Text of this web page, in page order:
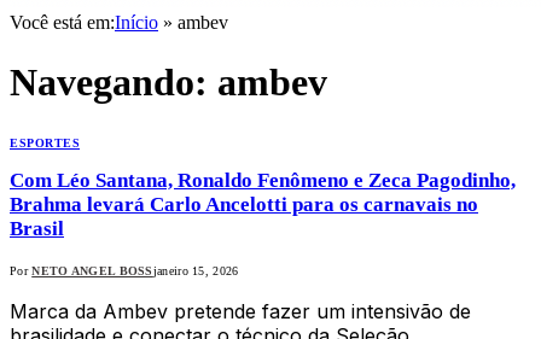
Você está em:Início » ambev
Navegando: ambev
ESPORTES
Com Léo Santana, Ronaldo Fenômeno e Zeca Pagodinho,
Brahma levará Carlo Ancelotti para os carnavais no
Brasil
Por NETO ANGEL BOSSjaneiro 15, 2026
Marca da Ambev pretende fazer um intensivão de